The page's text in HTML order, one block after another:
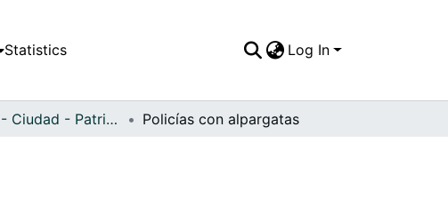
Statistics Log In
APFFVC - Ciudad - Patrimonial Policías con alpargatas